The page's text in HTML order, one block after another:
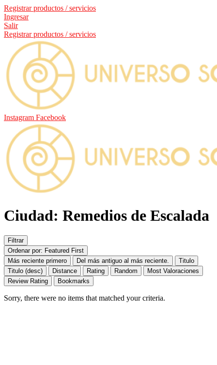
Registrar productos / servicios
Ingresar
Salir
Registrar productos / servicios
Instagram Facebook
Ciudad: Remedios de Escalada
Filtrar
Ordenar por: Featured First
Más reciente primero
Del más antiguo al más reciente.
Titulo
Titulo (desc)
Distance Rating Random
Most Valoraciones
Review Rating
Bookmarks
Sorry, there were no items that matched your criteria.